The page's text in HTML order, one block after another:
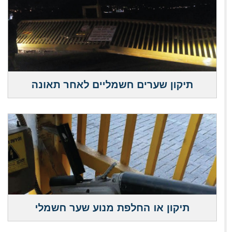
תיקון שערים חשמליים לאחר תאונה
תיקון או החלפת מנוע שער חשמלי